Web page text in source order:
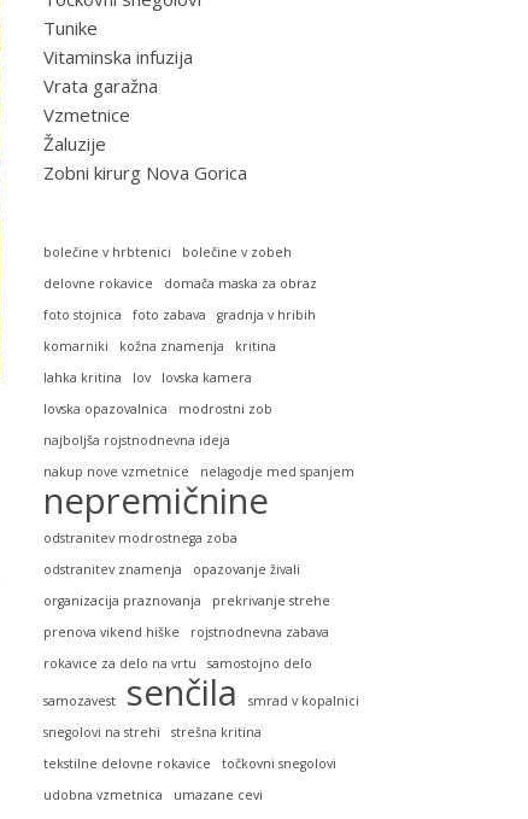
Tunike
Vitaminska infuzija
Vrata garažna
Vzmetnice
Žaluzije
Zobni kirurg Nova Gorica
bolečine v hrbtenici
bolečine v zobeh
delovne rokavice
domača maska za obraz
foto stojnica
foto zabava
gradnja v hribih
komarniki
kožna znamenja
kritina
lahka kritina
lov
lovska kamera
lovska opazovalnica
modrostni zob
najboljša rojstnodnevna ideja
nakup nove vzmetnice
nelagodje med spanjem
nepremičnine
odstranitev modrostnega zoba
odstranitev znamenja
opazovanje živali
organizacija praznovanja
prekrivanje strehe
prenova vikend hiške
rojstnodnevna zabava
rokavice za delo na vrtu
samostojno delo
samozavest senčila
smrad v kopalnici
snegolovi na strehi
strešna kritina
tekstilne delovne rokavice
točkovni snegolovi
udobna vzmetnica
umazane cevi